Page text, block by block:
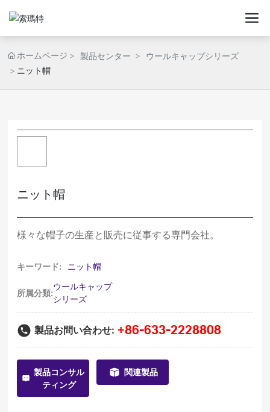
ホームページ 製品センター
ウールキャップシリーズ
ニット帽
ニット帽
様々な帽子の生産と販売に従事する専門会社。
キーワード: ニット帽
所属分類:
ウールキャップ
シリーズ
製品お問い合わせ: +86-633-2228808
製品コンサル
ティング
関連製品